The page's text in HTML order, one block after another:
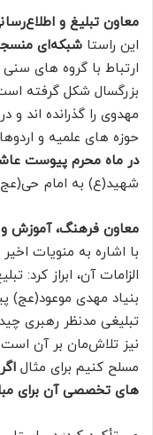
معاون تبلیغ و
این راستا شبکه‌ای
ارتباط با گروه های
بزرگسال شکل گرفته
مهدوی را گذرانده اند
حوزه های علمیه و
در ماه محرم پیوست
شهید(ع) به امام
معاون فرهنگ، آموزش
با اشاره به منویات
الزامات آن، ابراز
بنیاد مهدی موعود(عج)
تبلیغی مدنظر رهبری
نیز تلاش‌مان بر آن است
مسلح کنیم برای مثال
های تخصصی آن برای